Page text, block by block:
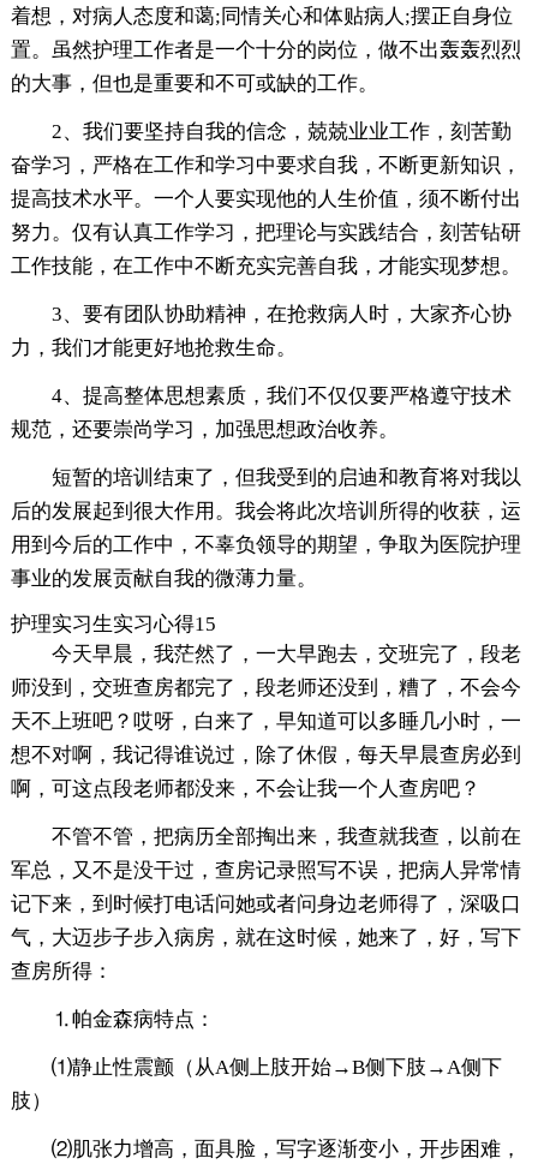
着想，对病人态度和蔼;同情关心和体贴病人;摆正自身位
置。虽然护理工作者是一个十分的岗位，做不出轰轰烈烈
的大事，但也是重要和不可或缺的工作。
2、我们要坚持自我的信念，兢兢业业工作，刻苦勤
奋学习，严格在工作和学习中要求自我，不断更新知识，
提高技术水平。一个人要实现他的人生价值，须不断付出
努力。仅有认真工作学习，把理论与实践结合，刻苦钻研
工作技能，在工作中不断充实完善自我，才能实现梦想。
3、要有团队协助精神，在抢救病人时，大家齐心协
力，我们才能更好地抢救生命。
4、提高整体思想素质，我们不仅仅要严格遵守技术
规范，还要崇尚学习，加强思想政治收养。
短暂的培训结束了，但我受到的启迪和教育将对我以
后的发展起到很大作用。我会将此次培训所得的收获，运
用到今后的工作中，不辜负领导的期望，争取为医院护理
事业的发展贡献自我的微薄力量。
护理实习生实习心得15
今天早晨，我茫然了，一大早跑去，交班完了，段老
师没到，交班查房都完了，段老师还没到，糟了，不会今
天不上班吧？哎呀，白来了，早知道可以多睡几小时，一
想不对啊，我记得谁说过，除了休假，每天早晨查房必到
啊，可这点段老师都没来，不会让我一个人查房吧？
不管不管，把病历全部掏出来，我查就我查，以前在
军总，又不是没干过，查房记录照写不误，把病人异常情
记下来，到时候打电话问她或者问身边老师得了，深吸口
气，大迈步子步入病房，就在这时候，她来了，好，写下
查房所得：
⒈帕金森病特点：
⑴静止性震颤（从A侧上肢开始→B侧下肢→A侧下
肢）
⑵肌张力增高，面具脸，写字逐渐变小，开步困难，